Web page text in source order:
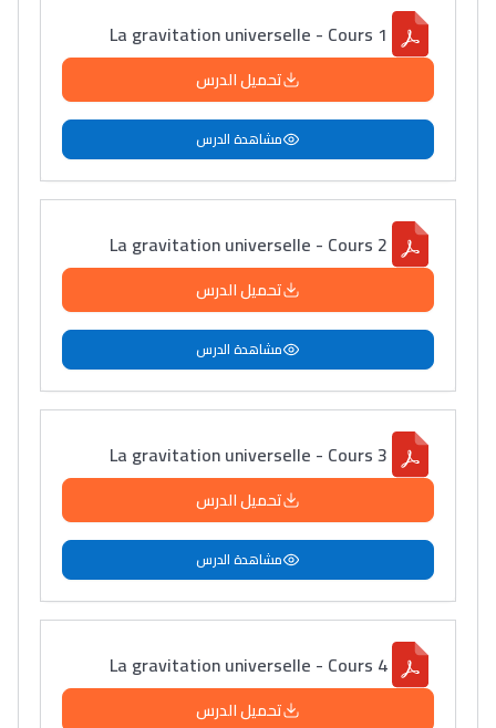
La gravitation universelle - Cours 1
تحميل الدرس
مشاهدة الدرس
La gravitation universelle - Cours 2
تحميل الدرس
مشاهدة الدرس
La gravitation universelle - Cours 3
تحميل الدرس
مشاهدة الدرس
La gravitation universelle - Cours 4
تحميل الدرس